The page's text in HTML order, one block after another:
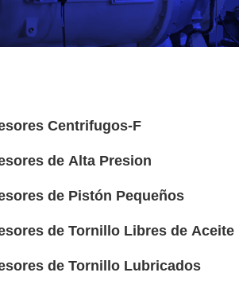
Centrifugos-F
de Alta Presion
de Pistón Pequeños
de Tornillo Libres de Aceite
de Tornillo Lubricados